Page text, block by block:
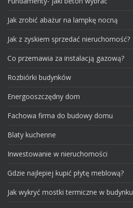
Jak zrobić abażur na lampkę nocną
Jak z zyskiem sprzedać nieruchomość?
Co przemawia za instalacją gazową?
Rozbiórki budynków
Energooszczędny dom
Fachowa firma do budowy domu
Blaty kuchenne
Inwestowanie w nieruchomości
Gdzie najlepiej kupić płytę meblową?
Jak wykryć mostki termiczne w budynku